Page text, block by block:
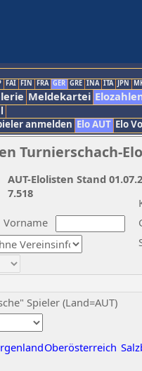
FAI FIN FRA GER GRE INA ITA JPN
Meldekartei
anmelden Elo AUT Elo
Turnierschach-
Vorname
Spieler (Land=AUT)
Oberösterreich
AUT-Elolisten Stand
7.518